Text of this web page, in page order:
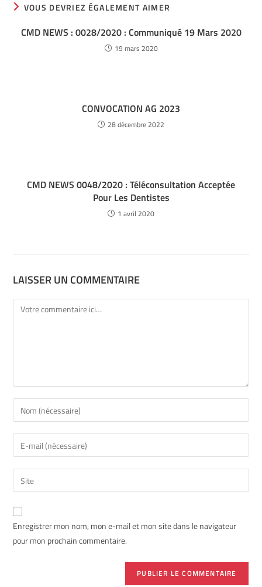
VOUS DEVRIEZ ÉGALEMENT AIMER
CMD NEWS : 0028/2020 : Communiqué 19 Mars 2020
19 mars 2020
CONVOCATION AG 2023
28 décembre 2022
CMD NEWS 0048/2020 : Téléconsultation Acceptée
Pour Les Dentistes
1 avril 2020
LAISSER UN COMMENTAIRE
Enregistrer mon nom, mon e-mail et mon site dans le navigateur
pour mon prochain commentaire.